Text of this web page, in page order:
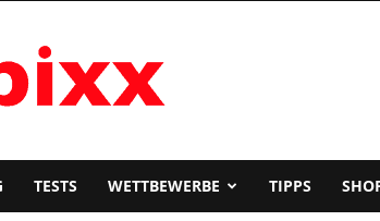
TESTS WETTBEWERBE TIPPS